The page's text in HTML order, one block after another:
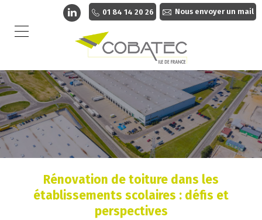
01 84 14 20 26 Nous envoyer un mail
Rénovation de toiture dans les
établissements scolaires : défis et
perspectives